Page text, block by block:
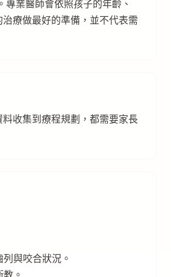
業醫師會依照孩子的年齡、
療做最好的準備，並不代表需
收集到療程規劃，都需要家長
與咬合狀況。
。